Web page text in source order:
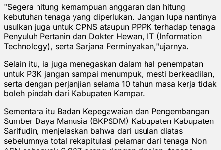
"Segera hitung kemampuan anggaran dan hitung
kebutuhan tenaga yang diperlukan. Jangan lupa nantinya
usulkan juga untuk CPNS ataupun PPPK terhadap tenaga
Penyuluh Pertanin dan Dokter Hewan, IT (Information
Technology), serta Sarjana Perminyakan,"ujarnya.
Selain itu, ia juga menegaskan dalam hal penempatan
untuk P3K jangan sampai menumpuk, mesti berkeadilan,
serta dengan perjanjian selama 10 tahun masa kerja tidak
boleh pindah dari Kabupaten Kampar.
Sementara itu Badan Kepegawaian dan Pengembangan
Sumber Daya Manusia (BKPSDM) Kabupaten Kabupaten
Sarifudin, menjelaskan bahwa dari usulan diatas
sebelumnya total rekapitulasi pelamar dari tenaga Non